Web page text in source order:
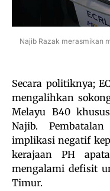
Najib Razak merasmikan
Secara politiknya;
mengalihkan
Melayu B40
Najib.
implikasi negatif
kerajaan PH
mengalami defisit
Timur.